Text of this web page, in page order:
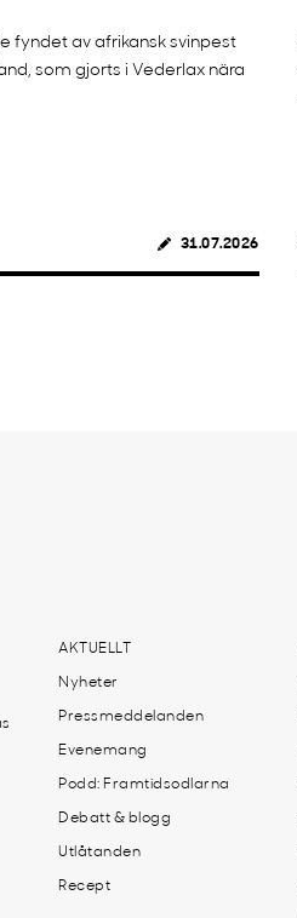
fyndet av afrikansk svinpest
som gjorts i Vederlax nära
31.07.2026
AKTUELLT
Nyheter
Pressmeddelanden
Evenemang
Podd: Framtidsodlarna
Debatt & blogg
Utlåtanden
Recept